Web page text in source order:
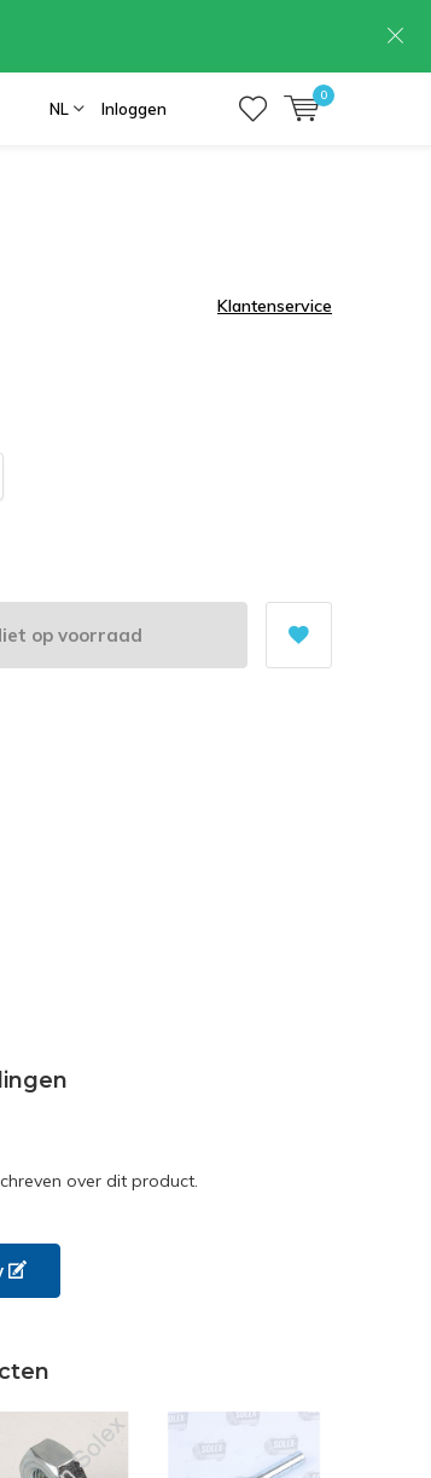
NL Inloggen
0
Klantenservice
op voorraad
over dit product.